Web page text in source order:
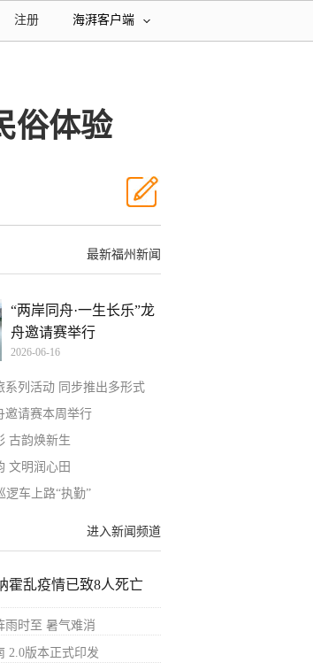
海湃客户端
注册
俗体验
最新福州新闻
“两岸同舟·一生长乐”龙
舟邀请赛举行
2026-06-16
系列活动 同步推出多形式
邀请赛本周举行
古韵焕新生
文明润心田
逻车上路“执勤”
进入新闻频道
霍乱疫情已致8人死亡
雨时至 暑气难消
2.0版本正式印发